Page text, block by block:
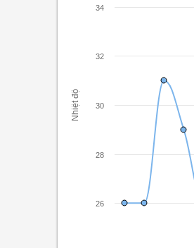
Nhiệt độ
26
28
30
32
34